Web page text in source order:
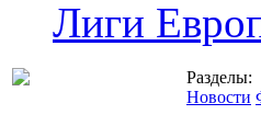
Лиги
Разделы:
Новости